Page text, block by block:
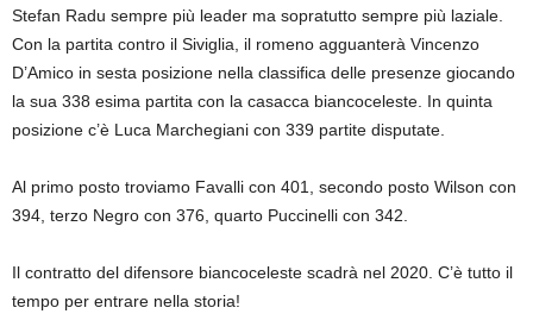
Stefan Radu sempre più leader ma sopratutto sempre più laziale.
Con la partita contro il Siviglia, il romeno agguanterà Vincenzo
D’Amico in sesta posizione nella classifica delle presenze giocando
la sua 338 esima partita con la casacca biancoceleste. In quinta
posizione c’è Luca Marchegiani con 339 partite disputate.
Al primo posto troviamo Favalli con 401, secondo posto Wilson con
394, terzo Negro con 376, quarto Puccinelli con 342.
Il contratto del difensore biancoceleste scadrà nel 2020. C’è tutto il
tempo per entrare nella storia!